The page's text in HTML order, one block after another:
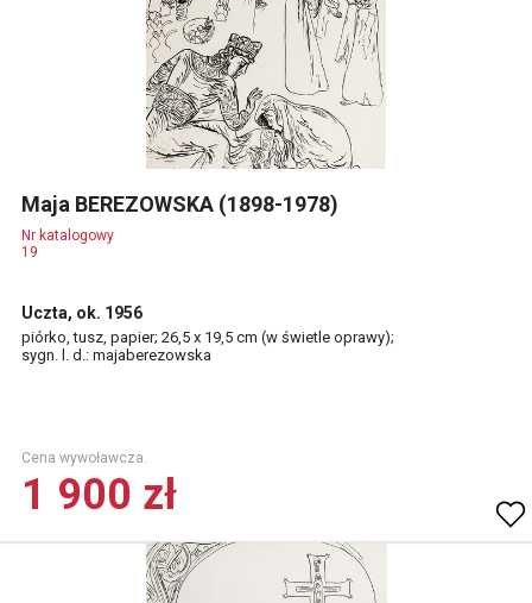
Maja BEREZOWSKA (1898-1978)
Nr katalogowy
19
Uczta, ok. 1956
piórko, tusz, papier; 26,5 x 19,5 cm (w świetle oprawy);
sygn. l. d.: majaberezowska
Cena wywoławcza.
1 900 zł